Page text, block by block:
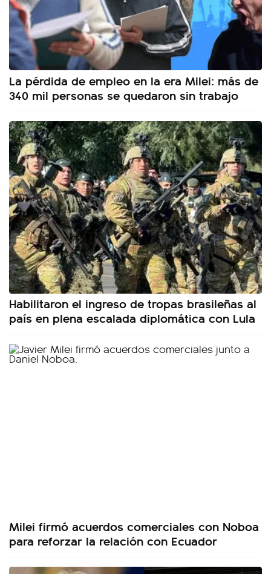
La pérdida de empleo en la era Milei: más de
340 mil personas se quedaron sin trabajo
Habilitaron el ingreso de tropas brasileñas al
país en plena escalada diplomática con Lula
Milei firmó acuerdos comerciales con Noboa
para reforzar la relación con Ecuador